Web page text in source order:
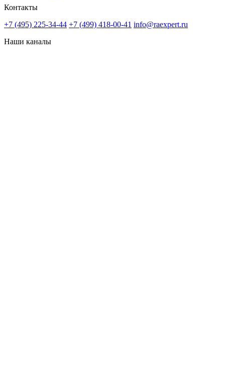
Контакты
+7 (495) 225-34-44 +7 (499) 418-00-41 info@raexpert.ru
Наши каналы